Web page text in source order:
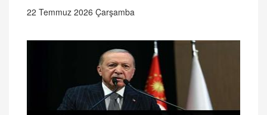
22 Temmuz 2026 Çarşamba